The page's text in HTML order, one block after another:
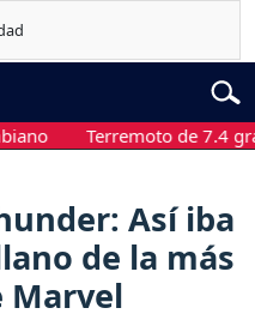
Terremoto de 7.4
Así iba
de la más
Marvel